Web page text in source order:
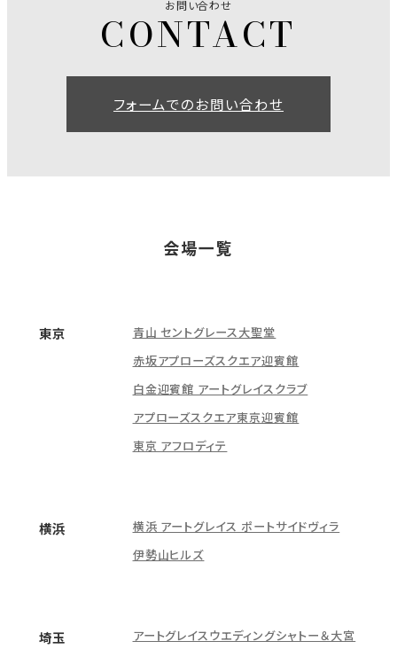
お問い合わせ
フォームでのお問い合わせ
会場一覧
東京
青山 セントグレース大聖堂
赤坂アプローズスクエア迎賓館
白金迎賓館 アートグレイスクラブ
アプローズスクエア東京迎賓館
東京 アフロディテ
横浜
横浜 アートグレイス ポートサイドヴィラ
伊勢山ヒルズ
埼玉
アートグレイスウエディングシャトー＆大宮